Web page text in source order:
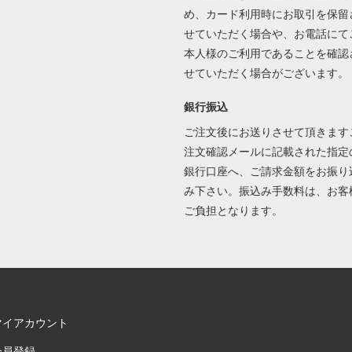
め、カード利用時にお取引を保留
せていただく場合や、お電話にて
本人様のご利用であることを確認
せていただく場合がございます。
銀行振込
ご注文後にお送りさせて頂きます
注文確認メールに記載された指定
銀行口座へ、ご請求金額をお振り
み下さい。振込み手数料は、お客
ご負担となります。
イアカウント